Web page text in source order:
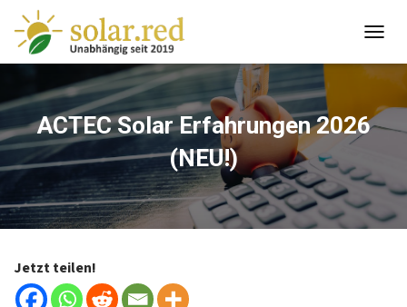
springen
O
L
V
G
ACTEC Solar Erfahrungen 2026
(NEU!)
Jetzt teilen!